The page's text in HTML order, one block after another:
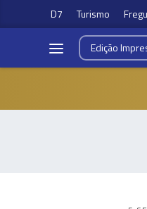
D7 Turismo
Edição